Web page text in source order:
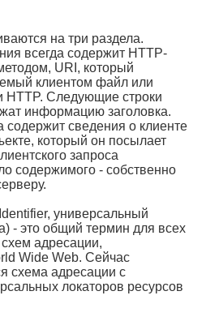
на три раздела.
всегда содержит HTTP-
URI, который
клиентом файл или
HTTP. Следующие строки
информацию заголовка.
сведения о клиенте
который он посылает
запроса
содержимого - собственно
универсальный
- это общий термин для всех
адресации,
Wide Web. Сейчас
схема адресации с
локаторов ресурсов